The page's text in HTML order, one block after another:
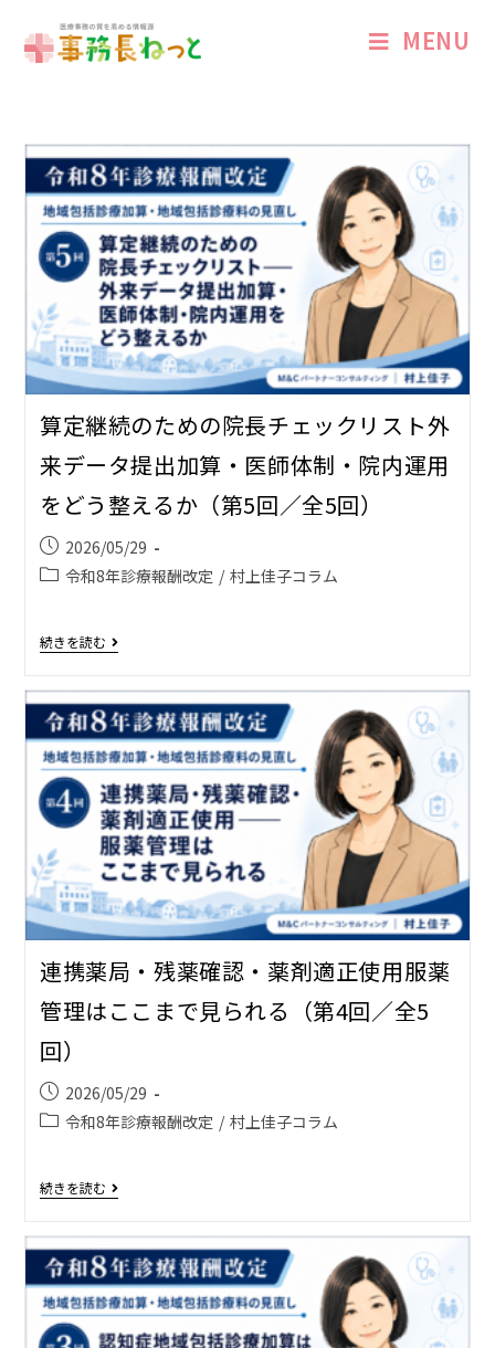
MENU
算定継続のための院長チェックリスト――外
来データ提出加算・医師体制・院内運用
をどう整えるか（第5回／全5回）
2026/05/29
令和8年診療報酬改定 / 村上佳子コラム
続きを読む
連携薬局・残薬確認・薬剤適正使用――服薬
管理はここまで見られる（第4回／全5
回）
2026/05/29
令和8年診療報酬改定 / 村上佳子コラム
続きを読む